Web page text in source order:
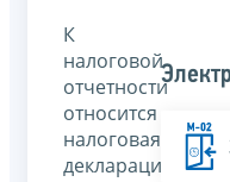
К
налоговой
отчетности
относится
налоговая
декларация